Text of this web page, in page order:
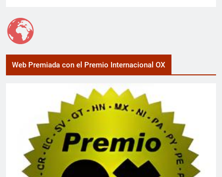
Web Premiada con el Premio Internacional OX